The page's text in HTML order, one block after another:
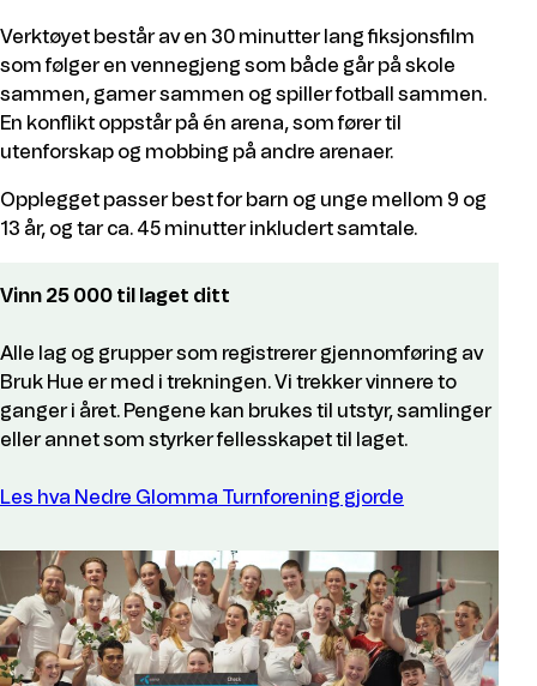
Verktøyet består av en 30 minutter lang fiksjonsfilm
som følger en vennegjeng som både går på skole
sammen, gamer sammen og spiller fotball sammen.
En konflikt oppstår på én arena, som fører til
utenforskap og mobbing på andre arenaer.
Opplegget passer best for barn og unge mellom 9 og
13 år, og tar ca. 45 minutter inkludert samtale.
Vinn 25 000 til laget ditt
Alle lag og grupper som registrerer gjennomføring av
Bruk Hue er med i trekningen. Vi trekker vinnere to
ganger i året. Pengene kan brukes til utstyr, samlinger
eller annet som styrker fellesskapet til laget.
Les hva Nedre Glomma Turnforening gjorde